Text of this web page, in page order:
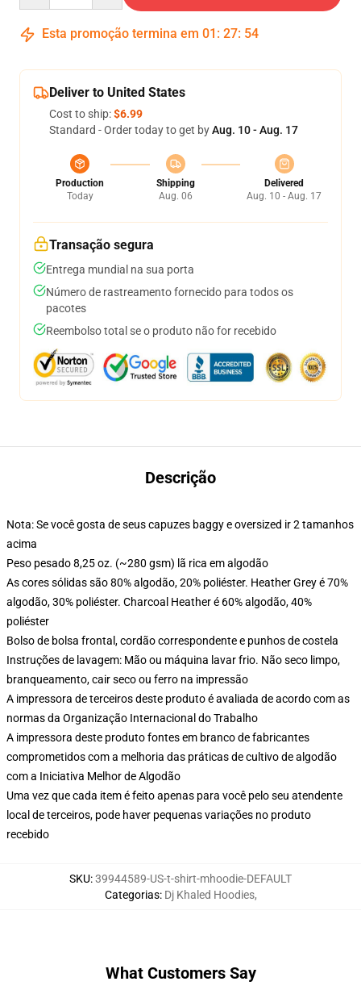
Esta promoção termina em 01 : 27: 54
Deliver to United States
Cost to ship:$6.99
Standard - Order today to get byAug. 10 - Aug. 17
Production
Today
Shipping
Aug. 06
Delivered
Aug. 10 - Aug. 17
Transação segura
Entrega mundial na sua porta
Número de rastreamento fornecido para todos os
pacotes
Reembolso total se o produto não for recebido
Descrição
Nota: Se você gosta de seus capuzes baggy e oversized ir 2 tamanhos
acima
Peso pesado 8,25 oz. (~280 gsm) lã rica em algodão
As cores sólidas são 80% algodão, 20% poliéster. Heather Grey é 70%
algodão, 30% poliéster. Charcoal Heather é 60% algodão, 40%
poliéster
Bolso de bolsa frontal, cordão correspondente e punhos de costela
Instruções de lavagem: Mão ou máquina lavar frio. Não seco limpo,
branqueamento, cair seco ou ferro na impressão
A impressora de terceiros deste produto é avaliada de acordo com as
normas da Organização Internacional do Trabalho
A impressora deste produto fontes em branco de fabricantes
comprometidos com a melhoria das práticas de cultivo de algodão
com a Iniciativa Melhor de Algodão
Uma vez que cada item é feito apenas para você pelo seu atendente
local de terceiros, pode haver pequenas variações no produto
recebido
SKU:39944589-US-t-shirt-mhoodie-DEFAULT
Categorias: Dj Khaled Hoodies,
What Customers Say